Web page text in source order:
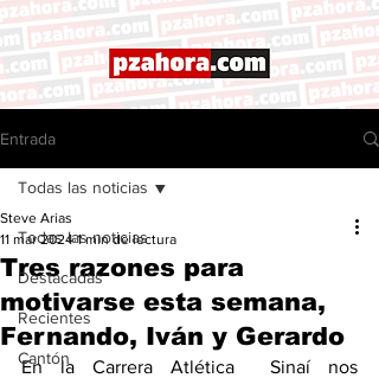
Entrada
Todas las noticias
Destacadas
Recientes
Cantón
Todas las noticias
Tres razones para
motivarse esta semana,
Fernando, Iván y Gerardo
Steve Arias
11 mar 2024 1 min de lectura
En la Carrera Atlética  Sinaí nos